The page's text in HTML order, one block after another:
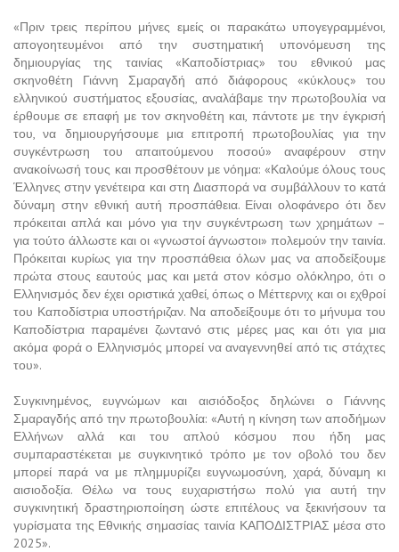
«Πριν τρεις περίπου μήνες εμείς οι παρακάτω υπογεγραμμένοι,
απογοητευμένοι από την συστηματική υπονόμευση της
δημιουργίας της ταινίας «Καποδίστριας» του εθνικού μας
σκηνοθέτη Γιάννη Σμαραγδή από διάφορους «κύκλους» του
ελληνικού συστήματος εξουσίας, αναλάβαμε την πρωτοβουλία να
έρθουμε σε επαφή με τον σκηνοθέτη και, πάντοτε με την έγκρισή
του, να δημιουργήσουμε μια επιτροπή πρωτοβουλίας για την
συγκέντρωση του απαιτούμενου ποσού» αναφέρουν στην
ανακοίνωσή τους και προσθέτουν με νόημα: «Καλούμε όλους τους
Έλληνες στην γενέτειρα και στη Διασπορά να συμβάλλουν το κατά
δύναμη στην εθνική αυτή προσπάθεια. Είναι ολοφάνερο ότι δεν
πρόκειται απλά και μόνο για την συγκέντρωση των χρημάτων –
για τούτο άλλωστε και οι «γνωστοί άγνωστοι» πολεμούν την ταινία.
Πρόκειται κυρίως για την προσπάθεια όλων μας να αποδείξουμε
πρώτα στους εαυτούς μας και μετά στον κόσμο ολόκληρο, ότι ο
Ελληνισμός δεν έχει οριστικά χαθεί, όπως ο Μέττερνιχ και οι εχθροί
του Καποδίστρια υποστήριζαν. Να αποδείξουμε ότι το μήνυμα του
Καποδίστρια παραμένει ζωντανό στις μέρες μας και ότι για μια
ακόμα φορά ο Ελληνισμός μπορεί να αναγεννηθεί από τις στάχτες
του».
Συγκινημένος, ευγνώμων και αισιόδοξος δηλώνει ο Γιάννης
Σμαραγδής από την πρωτοβουλία: «Αυτή η κίνηση των αποδήμων
Ελλήνων αλλά και του απλού κόσμου που ήδη μας
συμπαραστέκεται με συγκινητικό τρόπο με τον οβολό του δεν
μπορεί παρά να με πλημμυρίζει ευγνωμοσύνη, χαρά, δύναμη κι
αισιοδοξία. Θέλω να τους ευχαριστήσω πολύ για αυτή την
συγκινητική δραστηριοποίηση ώστε επιτέλους να ξεκινήσουν τα
γυρίσματα της Εθνικής σημασίας ταινία ΚΑΠΟΔΙΣΤΡΙΑΣ μέσα στο
2025».